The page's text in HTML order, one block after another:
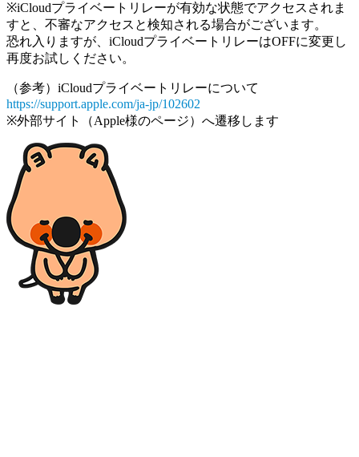
※iCloudプライベートリレーが有効な状態でアクセスされま
すと、不審なアクセスと検知される場合がございます。
恐れ入りますが、iCloudプライベートリレーはOFFに変更し
再度お試しください。
（参考）iCloudプライベートリレーについて
https://support.apple.com/ja-jp/102602
※外部サイト（Apple様のページ）へ遷移します